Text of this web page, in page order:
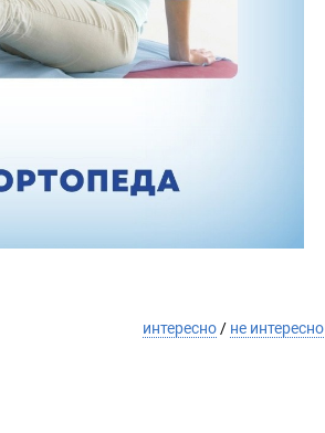
интересно / не интересно